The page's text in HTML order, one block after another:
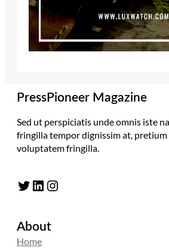
PressPioneer Magazine
Sed ut perspiciatis unde omnis iste
fringilla tempor dignissim at, pretium
voluptatem fringilla.
Twitter LinkedIn Instagram
About
Home